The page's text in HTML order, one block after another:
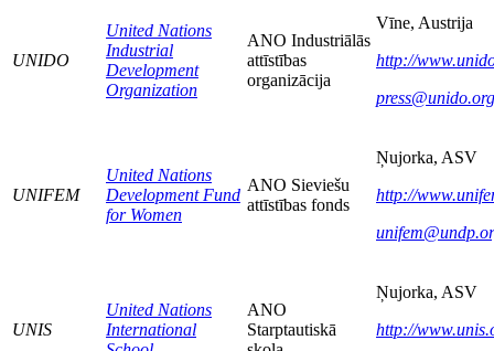
UNIDO
United Nations
Industrial
Development
Organization
ANO Industriālās
attīstības
organizācija
Vīne, Austrija
http://
press@unido.org
UNIFEM
United Nations
Development Fund
for Women
ANO Sieviešu
attīstības fonds
Ņujorka, ASV
http://
UNIS
United Nations
International
ANO
Starptautiskā
Ņujorka, ASV
http://